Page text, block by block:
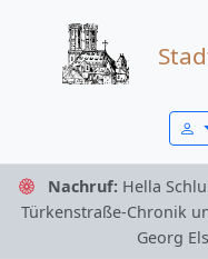
Nachruf: Hella
Türkenstraße-Chronik
Georg